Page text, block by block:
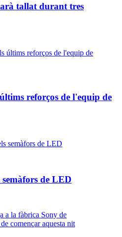
tallat durant tres
reforços de l'equip de
semàfors de LED